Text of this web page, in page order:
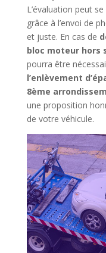
L’évaluation peut
grâce à l’envoi de
et juste. En cas de
bloc moteur hors
pourra être
l’enlèvement
8ème
une proposition
de votre véhicule.